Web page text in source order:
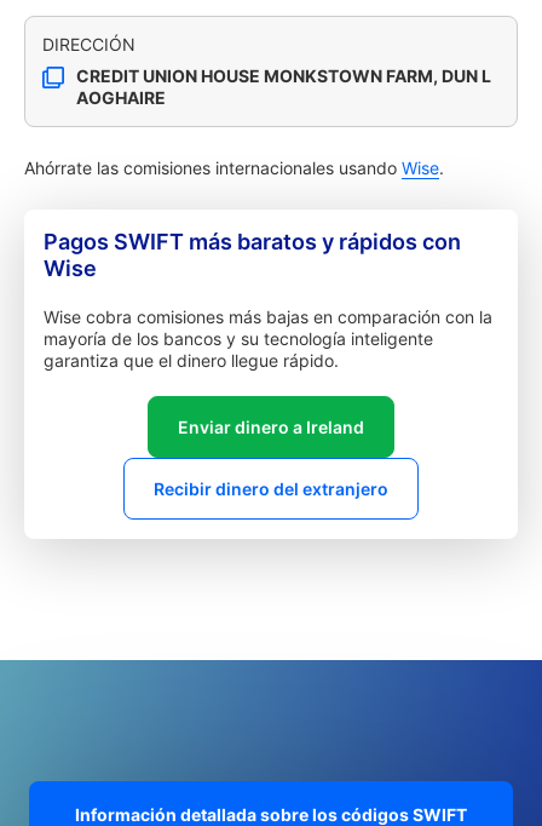
DIRECCIÓN
CREDIT UNION HOUSE MONKSTOWN FARM, DUN L
AOGHAIRE
Ahórrate las comisiones internacionales usando Wise.
Pagos SWIFT más baratos y rápidos con
Wise
Wise cobra comisiones más bajas en comparación con la
mayoría de los bancos y su tecnología inteligente
garantiza que el dinero llegue rápido.
Enviar dinero a Ireland
Recibir dinero del extranjero
Información detallada sobre los códigos SWIFT